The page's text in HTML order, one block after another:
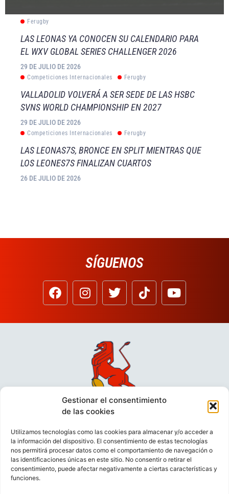
Gestionar el consentimiento
de las cookies
Utilizamos tecnologías como las cookies para almacenar y/o acceder a
la información del dispositivo. El consentimiento de estas tecnologías
nos permitirá procesar datos como el comportamiento de navegación o
las identificaciones únicas en este sitio. No consentir o retirar el
consentimiento, puede afectar negativamente a ciertas características y
funciones.
Ferugby
LAS LEONAS YA CONOCEN SU CALENDARIO PARA
EL WXV GLOBAL SERIES CHALLENGER 2026
29 DE JULIO DE 2026
Competiciones Internacionales Ferugby
VALLADOLID VOLVERÁ A SER SEDE DE LAS HSBC
SVNS WORLD CHAMPIONSHIP EN 2027
29 DE JULIO DE 2026
Competiciones Internacionales Ferugby
LAS LEONAS7S, BRONCE EN SPLIT MIENTRAS QUE
LOS LEONES7S FINALIZAN CUARTOS
26 DE JULIO DE 2026
SÍGUENOS